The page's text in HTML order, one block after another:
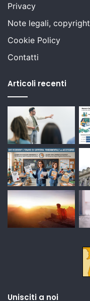
Privacy
Note legali, copyright
Cookie Policy
Contatti
Articoli recenti
Unisciti a noi